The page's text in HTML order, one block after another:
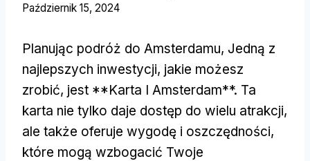
Październik 15, 2024
Planując podróż do Amsterdamu, Jedną z
najlepszych inwestycji, jakie możesz
zrobić, jest **Karta I Amsterdam**. Ta
karta nie tylko daje dostęp do wielu atrakcji,
ale także oferuje wygodę i oszczędności,
które mogą wzbogacić Twoje